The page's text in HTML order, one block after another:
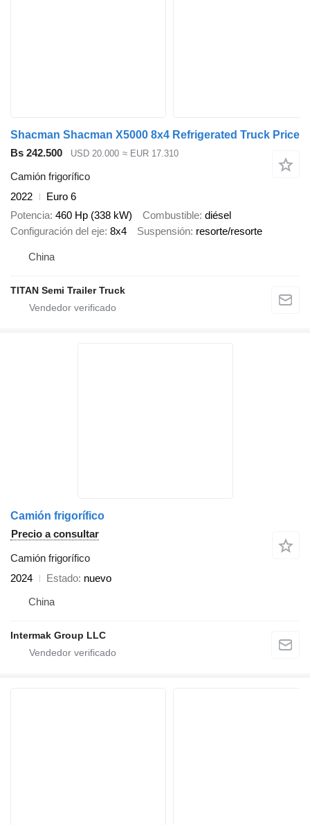
Shacman Shacman X5000 8x4 Refrigerated Truck Price
Bs 242.500
USD 20.000 ≈ EUR 17.310
Camión frigorífico
2022
Euro 6
Potencia 460 Hp (338 kW) Combustible diésel
Configuración del eje 8x4 Suspensión resorte/resorte
China
TITAN Semi Trailer Truck
Camión frigorífico
Precio a consultar
Camión frigorífico
2024
Estado nuevo
China
Intermak Group LLC